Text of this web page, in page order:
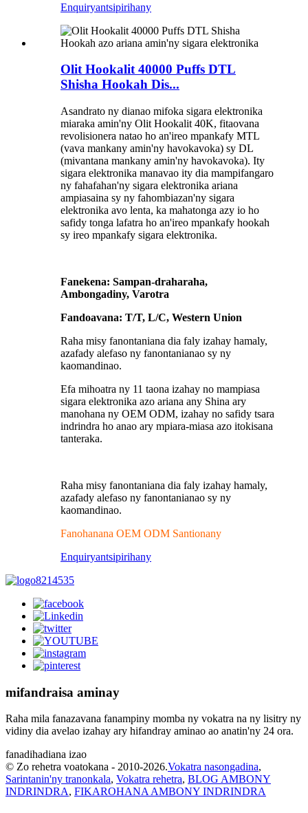
Enquiryantsipirihany
Olit Hookalit 40000 Puffs DTL
Shisha Hookah Dis...
Asandrato ny dianao mifoka sigara elektronika
miaraka amin'ny Olit Hookalit 40K, fitaovana
revolisionera natao ho an'ireo mpankafy MTL
(vava mankany amin'ny havokavoka) sy DL
(mivantana mankany amin'ny havokavoka). Ity
sigara elektronika manavao ity dia mampifangaro
ny fahafahan'ny sigara elektronika ariana
ampiasaina sy ny fahombiazan'ny sigara
elektronika avo lenta, ka mahatonga azy io ho
safidy tonga lafatra ho an'ireo mpankafy hookah
sy ireo mpankafy sigara elektronika.
Fanekena: Sampan-draharaha,
Ambongadiny, Varotra
Fandoavana: T/T, L/C, Western Union
Raha misy fanontaniana dia faly izahay hamaly,
azafady alefaso ny fanontanianao sy ny
kaomandinao.
Efa mihoatra ny 11 taona izahay no mampiasa
sigara elektronika azo ariana any Shina ary
manohana ny OEM ODM, izahay no safidy tsara
indrindra ho anao ary mpiara-miasa azo itokisana
tanteraka.
Raha misy fanontaniana dia faly izahay hamaly,
azafady alefaso ny fanontanianao sy ny
kaomandinao.
Fanohanana OEM ODM Santionany
Enquiryantsipirihany
mifandraisa aminay
Raha mila fanazavana fanampiny momba ny vokatra na ny lisitry ny
vidiny dia avelao izahay ary hifandray aminao ao anatin'ny 24 ora.
fanadihadiana izao
© Zo rehetra voatokana - 2010-2026.Vokatra nasongadina,
Sarintanin'ny tranonkala, Vokatra rehetra, BLOG AMBONY
INDRINDRA, FIKAROHANA AMBONY INDRINDRA